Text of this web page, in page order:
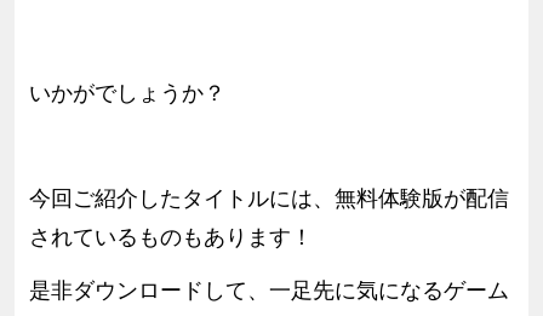
いかがでしょうか？
今回ご紹介したタイトルには、無料体験版が配信
されているものもあります！
是非ダウンロードして、一足先に気になるゲーム